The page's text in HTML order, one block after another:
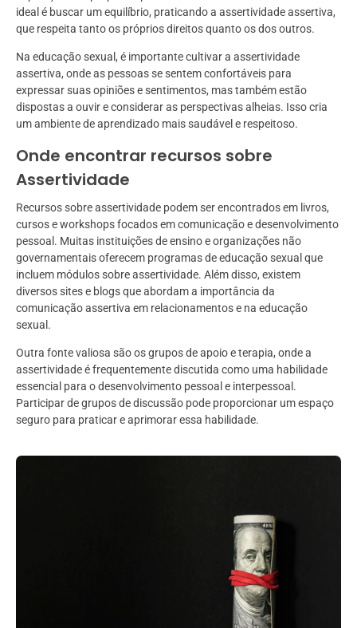
ideal é buscar um equilíbrio, praticando a assertividade assertiva,
que respeita tanto os próprios direitos quanto os dos outros.
Na educação sexual, é importante cultivar a assertividade
assertiva, onde as pessoas se sentem confortáveis para
expressar suas opiniões e sentimentos, mas também estão
dispostas a ouvir e considerar as perspectivas alheias. Isso cria
um ambiente de aprendizado mais saudável e respeitoso.
Onde encontrar recursos sobre
Assertividade
Recursos sobre assertividade podem ser encontrados em livros,
cursos e workshops focados em comunicação e desenvolvimento
pessoal. Muitas instituições de ensino e organizações não
governamentais oferecem programas de educação sexual que
incluem módulos sobre assertividade. Além disso, existem
diversos sites e blogs que abordam a importância da
comunicação assertiva em relacionamentos e na educação
sexual.
Outra fonte valiosa são os grupos de apoio e terapia, onde a
assertividade é frequentemente discutida como uma habilidade
essencial para o desenvolvimento pessoal e interpessoal.
Participar de grupos de discussão pode proporcionar um espaço
seguro para praticar e aprimorar essa habilidade.